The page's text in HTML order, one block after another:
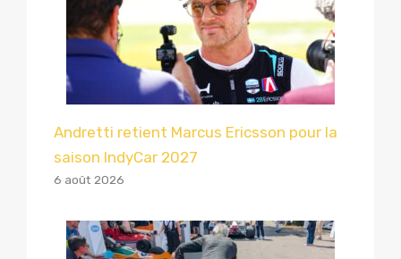
Andretti retient Marcus Ericsson pour la
saison IndyCar 2027
6 août 2026